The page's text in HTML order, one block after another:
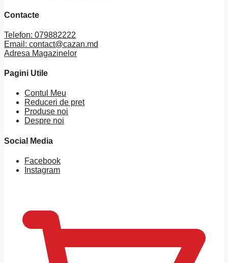
Contacte
Telefon: 079882222
Email: contact@cazan.md
Adresa Magazinelor
Pagini Utile
Contul Meu
Reduceri de pret
Produse noi
Despre noi
Social Media
Facebook
Instagram